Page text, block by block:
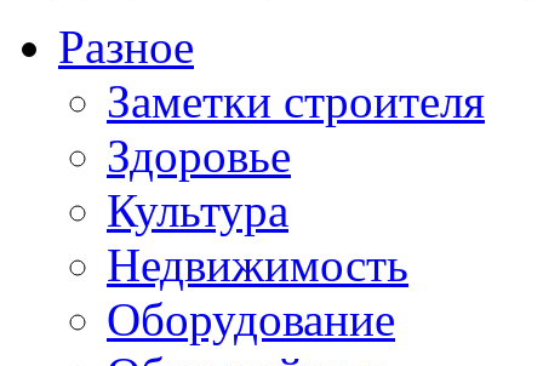
Разное
Заметки строителя
Здоровье
Культура
Недвижимость
Оборудование